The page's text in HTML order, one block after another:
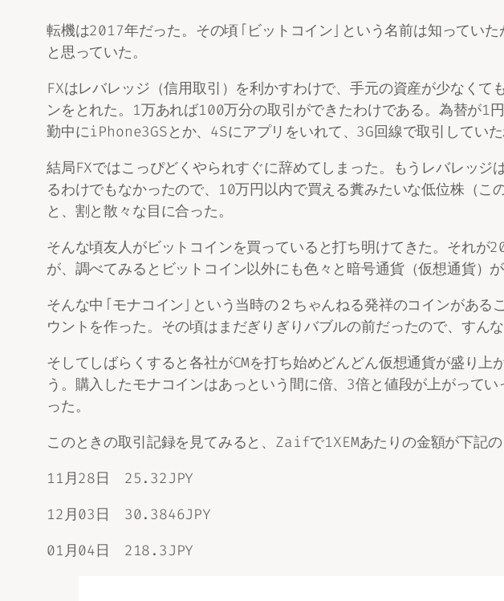
転機は2017年だった。その頃「ビットコイン」という名前は知って
と思っていた。
FXはレバレッジ（信用取引）を利かすわけで、手元の資産が少なく
ンをとれた。1万あれば100万分の取引ができたわけである。為替が1
勤中にiPhone3GSとか、4Sにアプリをいれて、3G回線で取引してい
結局FXではこっぴどくやられすぐに辞めてしまった。もうレバレッ
るわけでもなかったので、10万円以内で買える糞みたいな低位株（
と、割と散々な目に合った。
そんな頃友人がビットコインを買っていると打ち明けてきた。それが
が、調べてみるとビットコイン以外にも色々と暗号通貨（仮想通貨）が
そんな中「モナコイン」という当時の２ちゃんねる発祥のコインがあ
ウントを作った。その頃はまだぎりぎりバブルの前だったので、すん
そしてしばらくすると各社がCMを打ち始めどんどん仮想通貨が盛り
う。購入したモナコインはあっという間に倍、3倍と値段が上がって
った。
このときの取引記録を見てみると、Zaifで1XEMあたりの金額が下記の
11月28日 25.32JPY
12月03日 30.3846JPY
01月04日 218.3JPY